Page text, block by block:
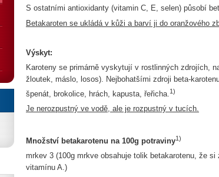
S ostatními antioxidanty (vitamin C, E, selen) působí
Betakaroten se ukládá v kůži a barví ji do oranžového
Výskyt:
Karoteny se primárně vyskytují v rostlinných zdrojích,
žloutek, máslo, losos). Nejbohatšími zdroji beta-
špenát, brokolice, hrách, kapusta, řeřicha. 1)
Je nerozpustný ve vodě, ale je rozpustný v tucích.
Množství betakarotenu na 100g potraviny1)
mrkev 3 (100g mrkve obsahuje tolik betakarotenu, že
vitamínu A.)